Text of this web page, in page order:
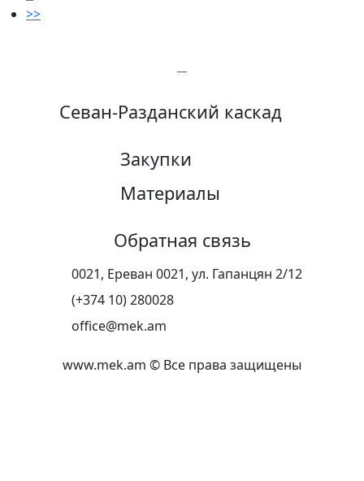
>>
Севан-Разданский каскад
Закупки
Материалы
Обратная связь
0021, Ереван 0021, ул. Гапанцян 2/12
(+374 10) 280028
office@mek.am
www.mek.am © Все права защищены